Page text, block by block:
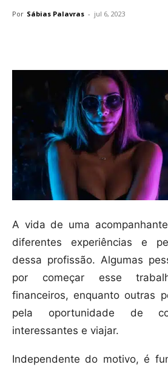
Por Sábias Palavras - jul 6, 2023
A vida de uma
diferentes experiências e
dessa profissão. Algumas
por começar esse
financeiros, enquanto outras
pela oportunidade de
interessantes e viajar.
Independente do motivo, é